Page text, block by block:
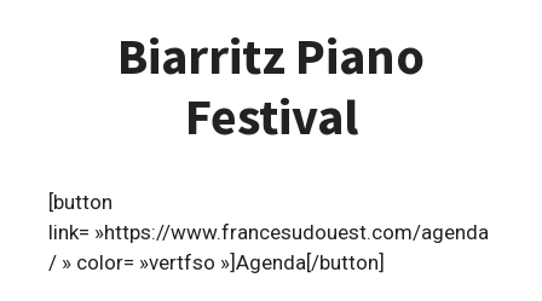
Biarritz Piano
Festival
[button
link= »https://www.francesudouest.com/agenda
/ » color= »vertfso »]Agenda[/button]